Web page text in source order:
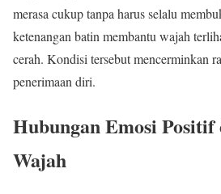
merasa cukup tanpa harus selalu
ketenangan batin membantu wajah
cerah. Kondisi tersebut mencerminkan
penerimaan diri.
Hubungan Emosi
Wajah